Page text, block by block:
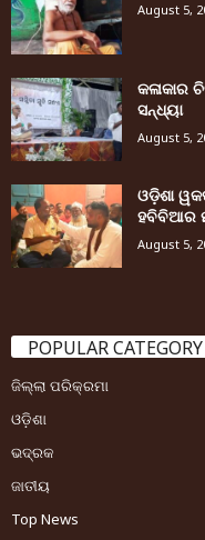
August 5,
କଳାକାର
ସନ୍ଧ୍ୟା
August 5,
ଓଡ଼ିଶା
ହବିବିଆର
August 5,
POPULAR CATEGORY
ଜିଲ୍ଲା ପରିକ୍ରମା
ଓଡ଼ିଶା
ଭଦ୍ରକ
ଜାତୀୟ
Top News